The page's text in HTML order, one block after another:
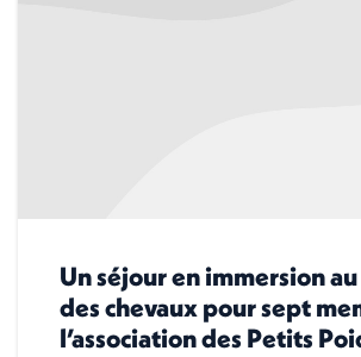
Un séjour en immersion
des chevaux pour sept
l’association des Petits